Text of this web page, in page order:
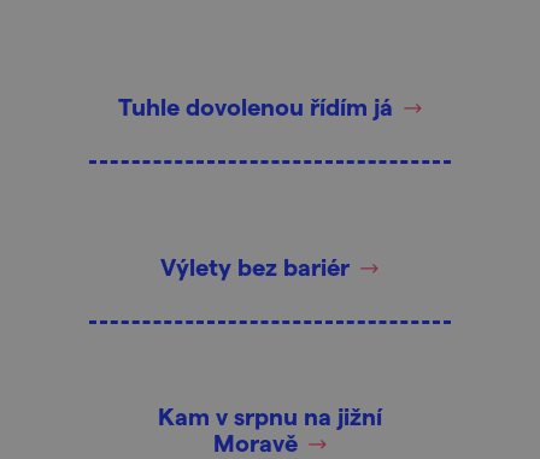
Tuhle dovolenou řídím já
Výlety bez bariér
Kam v srpnu na jižní
Moravě